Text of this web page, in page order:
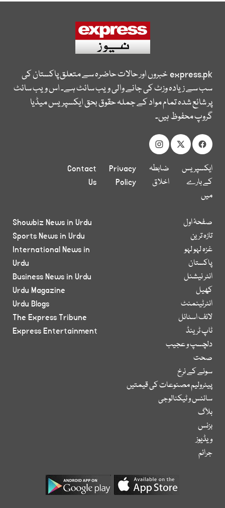
express.pkخبروں اور حالات حاضرہ سے متعلق پاکستان کی
سب سے زیادہ وزٹ کی جانے والی ویب سائٹ ہے۔ اس ویب سائٹ
پر شائع شدہ تمام مواد کے جملہ حقوق بحق ایکسپریس میڈیا
گروپ محفوظ ہیں۔
ایکسپریس
کے بارے
میں
ضابطہ
اخلاق
Privacy
Policy
Contact
Us
صفحۂ اول
تازہ ترین
غزہ لہو لہو
پاکستان
انٹر نیشنل
کھیل
انٹرٹینمنٹ
لائف اسٹائل
ٹاپ ٹرینڈ
دلچسپ و عجیب
صحت
سونے کے نرخ
پیٹرولیم مصنوعات کی قیمتیں
سائنس و ٹیکنالوجی
بلاگ
بزنس
ویڈیوز
جرائم
Showbiz News in Urdu
Sports News in Urdu
International News in
Urdu
Business News in Urdu
Urdu Magazine
Urdu Blogs
The Express Tribune
Express Entertainment